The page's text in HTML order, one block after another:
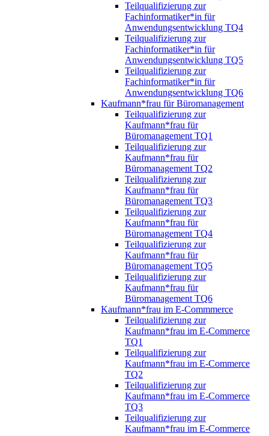
Teilqualifizierung zur
Fachinformatiker*in für
Anwendungsentwicklung TQ4
Teilqualifizierung zur
Fachinformatiker*in für
Anwendungsentwicklung TQ5
Teilqualifizierung zur
Fachinformatiker*in für
Anwendungsentwicklung TQ6
Kaufmann*frau für Büromanagement
Teilqualifizierung zur
Kaufmann*frau für
Büromanagement TQ1
Teilqualifizierung zur
Kaufmann*frau für
Büromanagement TQ2
Teilqualifizierung zur
Kaufmann*frau für
Büromanagement TQ3
Teilqualifizierung zur
Kaufmann*frau für
Büromanagement TQ4
Teilqualifizierung zur
Kaufmann*frau für
Büromanagement TQ5
Teilqualifizierung zur
Kaufmann*frau für
Büromanagement TQ6
Kaufmann*frau im E-Commmerce
Teilqualifizierung zur
Kaufmann*frau im E-Commerce
TQ1
Teilqualifizierung zur
Kaufmann*frau im E-Commerce
TQ2
Teilqualifizierung zur
Kaufmann*frau im E-Commerce
TQ3
Teilqualifizierung zur
Kaufmann*frau im E-Commerce